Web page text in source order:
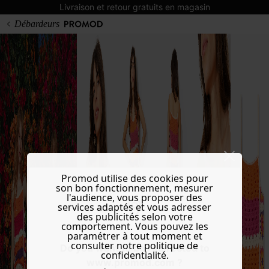
Livraison et retour gratuits en magasin
Do you want to be redirected to
www.promod.com ?
Débardeurs
Promod utilise des cookies pour
son bon fonctionnement, mesurer
l'audience, vous proposer des
services adaptés et vous adresser
des publicités selon votre
comportement. Vous pouvez les
paramétrer à tout moment et
consulter notre politique de
confidentialité.